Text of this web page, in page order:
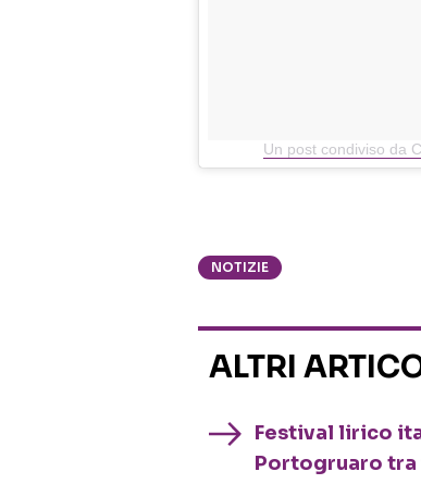
Un post condiviso da
NOTIZIE
ALTRI
Festival lirico
Portogruaro